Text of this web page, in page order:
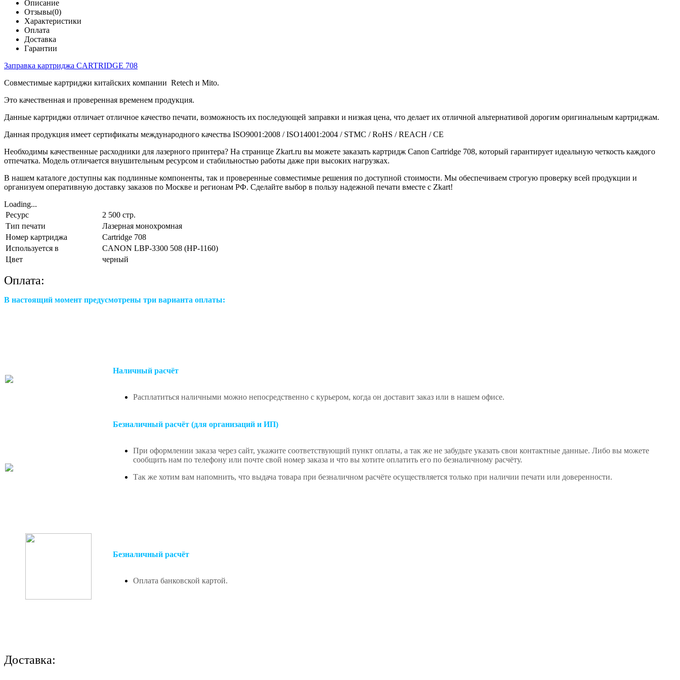
Описание
Отзывы(0)
Характеристики
Оплата
Доставка
Гарантии
Заправка картриджа CARTRIDGE 708
Совместимые картриджи китайских компании Retech и Mito.
Это качественная и проверенная временем продукция.
Данные картриджи отличает отличное качество печати, возможность их последующей заправки и низкая цена, что делает их отличной альтернативой дорогим оригинальным картриджам.
Данная продукция имеет сертификаты международного качества ISO9001:2008 / ISO14001:2004 / STMC / RoHS / REACH / CE
Необходимы качественные расходники для лазерного принтера? На странице Zkart.ru вы можете заказать картридж Canon Cartridge 708, который гарантирует идеальную четкость каждого
отпечатка. Модель отличается внушительным ресурсом и стабильностью работы даже при высоких нагрузках.
В нашем каталоге доступны как подлинные компоненты, так и проверенные совместимые решения по доступной стоимости. Мы обеспечиваем строгую проверку всей продукции и
организуем оперативную доставку заказов по Москве и регионам РФ. Сделайте выбор в пользу надежной печати вместе с Zkart!
Loading...
Ресурс
2 500 стр.
Тип печати
Лазерная монохромная
Номер картриджа
Cartridge 708
Используется в
CANON LBP-3300 508 (HP-1160)
Цвет
черный
Оплата:
В настоящий момент предусмотрены три варианта оплаты:
Наличный расчёт
Расплатиться наличными можно непосредственно с курьером, когда он доставит заказ или в нашем офисе.
Безналичный расчёт (для организаций и ИП)
При оформлении заказа через сайт, укажите соответствующий пункт оплаты, а так же не забудьте указать свои контактные данные. Либо вы можете
сообщить нам по телефону или почте свой номер заказа и что вы хотите оплатить его по безналичному расчёту.
Так же хотим вам напомнить, что выдача товара при безналичном расчёте осуществляется только при наличии печати или доверенности.
Безналичный расчёт
Оплата банковской картой.
Доставка: